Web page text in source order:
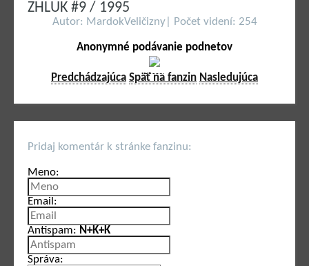
ZHLUK #9 / 1995
Autor: MardokVeličizny| Počet videní: 254
Anonymné podávanie podnetov
Predchádzajúca Späť na fanzin Nasledujúca
Pridaj komentár k stránke fanzinu:
Meno:
Email:
Antispam: N+K+K
Správa: